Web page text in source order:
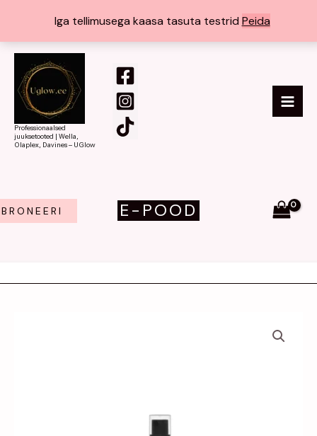
Iga tellimusega kaasa tasuta testrid Peida
Professionaalsed
juuksetooted | Wella,
Olaplex, Davines – UGlow
BRONEERI E-POOD